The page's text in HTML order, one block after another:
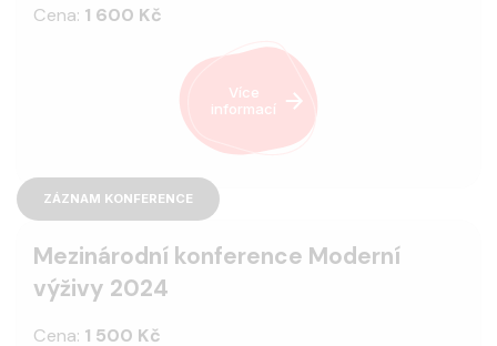
Cena: 1 600 Kč
Více
informací
ZÁZNAM KONFERENCE
Mezinárodní konference Moderní
výživy 2024
Cena: 1 500 Kč